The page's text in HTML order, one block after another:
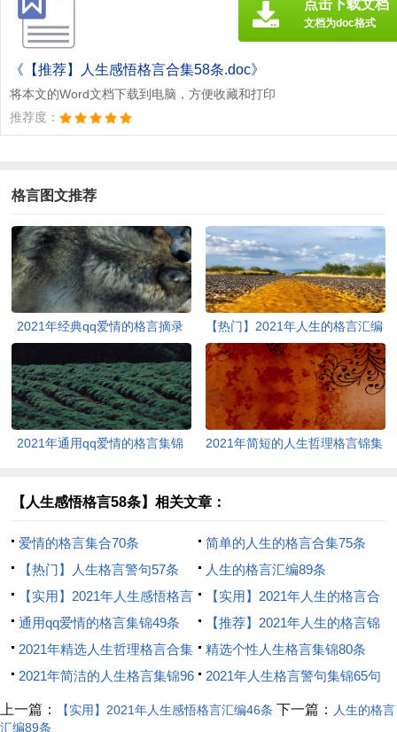
《【推荐】人生感悟格言合集58条.doc》
将本文的Word文档下载到电脑，方便收藏和打印
推荐度：
点击下载文档
文档为doc格式
格言图文推荐
2021年经典qq爱情的格言摘录
【热门】2021年人生的格言汇编
36条
2021年通用qq爱情的格言集锦
2021年简短的人生哲理格言锦集
【人生感悟格言58条】相关文章：
爱情的格言集合70条
简单的人生的格言合集75条
【热门】人生格言警句57条
人生的格言汇编89条
【实用】2021年人生感悟格言
汇编46条
【实用】2021年人生的格言合
集68句
通用qq爱情的格言集锦49条
【推荐】2021年人生的格言锦
集78条
2021年精选人生哲理格言合集
98句
精选个性人生格言集锦80条
2021年简洁的人生格言集锦96
2021年人生格言警句集锦65句
上一篇： 【实用】2021年人生感悟格言汇编46条 下一篇：
人生的格言
汇编89条